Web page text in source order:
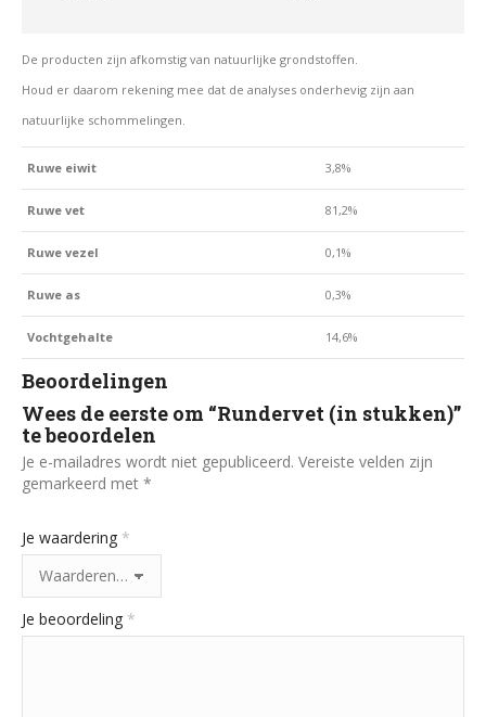
De producten zijn afkomstig van natuurlijke grondstoffen.
Houd er daarom rekening mee dat de analyses onderhevig zijn aan
natuurlijke schommelingen.
Ruwe eiwit 3,8%
Ruwe vet 81,2%
Ruwe vezel 0,1%
Ruwe as 0,3%
Vochtgehalte 14,6%
Beoordelingen
Wees de eerste om “Rundervet (in stukken)”
te beoordelen
Je e-mailadres wordt niet gepubliceerd. Vereiste velden zijn
gemarkeerd met *
Je waardering *
Je beoordeling *